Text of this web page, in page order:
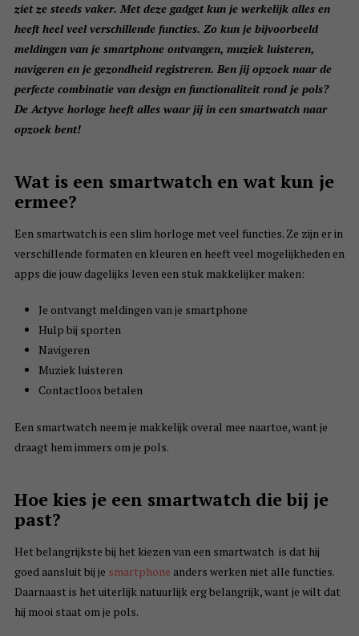
ziet ze steeds vaker. Met deze gadget kun je werkelijk alles en
heeft heel veel verschillende functies. Zo kun je bijvoorbeeld
meldingen van je smartphone ontvangen, muziek luisteren,
navigeren en je gezondheid registreren. Ben jij opzoek naar de
perfecte combinatie van design en functionaliteit rond je pols?
De Actyve horloge heeft alles waar jij in een smartwatch naar
opzoek bent!
Wat is een smartwatch en wat kun je
ermee?
Een smartwatch is een slim horloge met veel functies. Ze zijn er in
verschillende formaten en kleuren en heeft veel mogelijkheden en
apps die jouw dagelijks leven een stuk makkelijker maken:
Je ontvangt meldingen van je smartphone
Hulp bij sporten
Navigeren
Muziek luisteren
Contactloos betalen
Een smartwatch neem je makkelijk overal mee naartoe, want je
draagt hem immers om je pols.
Hoe kies je een smartwatch die bij je
past?
Het belangrijkste bij het kiezen van een smartwatch is dat hij
goed aansluit bij je smartphone anders werken niet alle functies.
Daarnaast is het uiterlijk natuurlijk erg belangrijk, want je wilt dat
hij mooi staat om je pols.